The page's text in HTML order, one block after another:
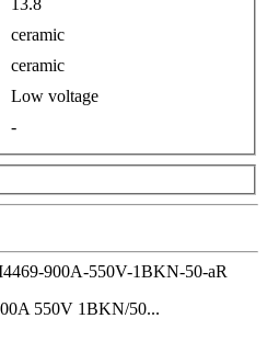
13.8
ceramic
ceramic
Low voltage
-
550V 1BKN/50...